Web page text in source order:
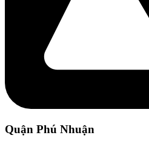
Quận Phú Nhuận